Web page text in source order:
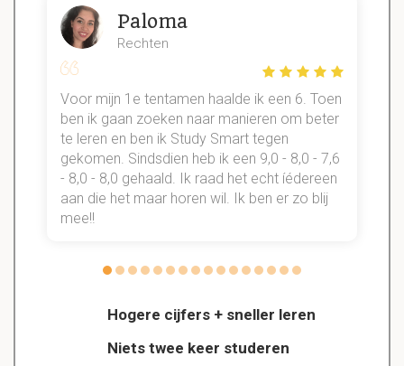
Hogere cijfers + sneller leren
Niets twee keer studeren
Paloma
Rechten
Voor mijn 1e tentamen haalde ik een 6. Toen
ben ik gaan zoeken naar manieren om beter
te leren en ben ik Study Smart tegen
gekomen. Sindsdien heb ik een 9,0 - 8,0 - 7,6
- 8,0 - 8,0 gehaald. Ik raad het echt íédereen
aan die het maar horen wil. Ik ben er zo blij
mee!!